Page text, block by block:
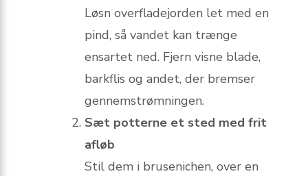
Løsn overfladejorden let med en
pind, så vandet kan trænge
ensartet ned. Fjern visne blade,
barkflis og andet, der bremser
gennemstrømningen.
Sæt potterne et sted med frit
afløb
Stil dem i brusenichen, over en